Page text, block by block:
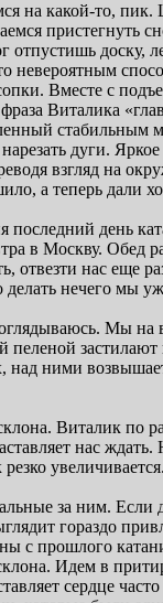
на какой-то, пик.
пристегнуть
отпустишь
невероятным
Вместе с
Виталика
дуги.
взгляд на
а теперь дали
день
в Москву.
отвезти нас
нечего мы
Мы на
пеленой
над ними
Виталик по
нас
резко
за ним. Если
гораздо
с прошлого
Идем в
сердце